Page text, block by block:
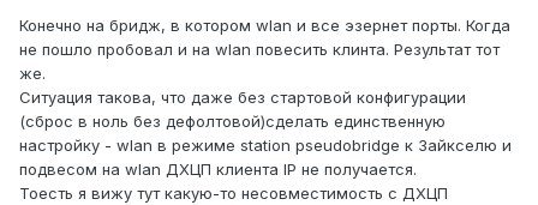
Конечно на бридж, в котором wlan и все эзернет порты. Когда
не пошло пробовал и на wlan повесить клинта. Результат тот
же.
Ситуация такова, что даже без стартовой конфигурации
(сброс в ноль без дефолтовой)сделать единственную
настройку - wlan в режиме station pseudobridge к Зайкселю и
подвесом на wlan ДХЦП клиента IP не получается.
Тоесть я вижу тут какую-то несовместимость с ДХЦП